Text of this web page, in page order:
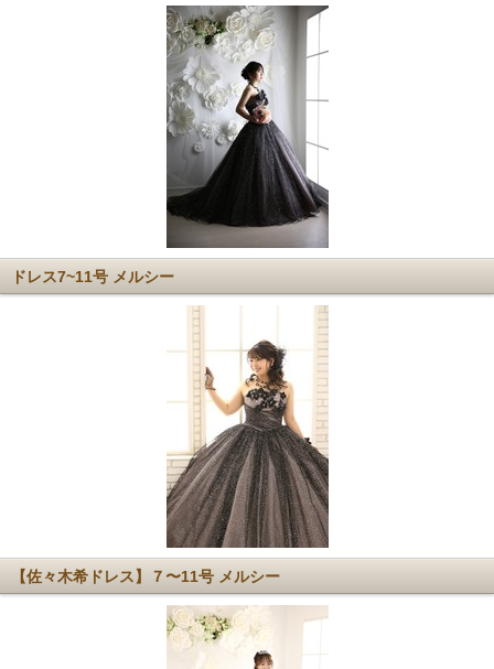
ドレス7~11号 メルシー
【佐々木希ドレス】７〜11号 メルシー